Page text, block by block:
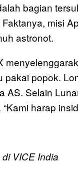
bagian
misi
astronot.
pakai popok.
AS. Selain
harap
VICE India